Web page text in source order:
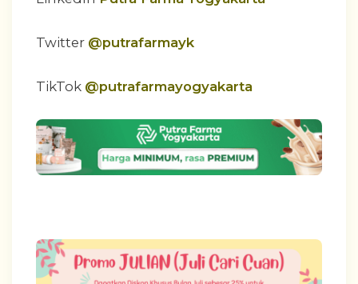
Twitter @putrafarmayk
TikTok @putrafarmayogyakarta